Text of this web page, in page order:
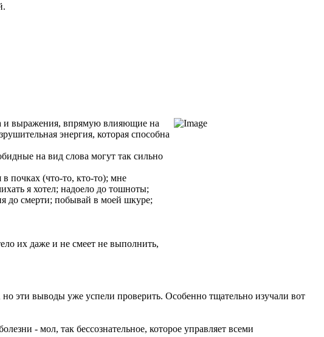
и выражения, впрямую влияющие на
энергия, которая способна
на вид слова могут так сильно
почках (что-то, кто-то); мне
я хотел; надоело до тошноты;
до смерти; побывай в моей шкуре;
их даже и не смеет не выполнить,
но эти выводы уже успели проверить. Особенно тщательно изучали вот
- мол, так бессознательное, которое управляет всеми